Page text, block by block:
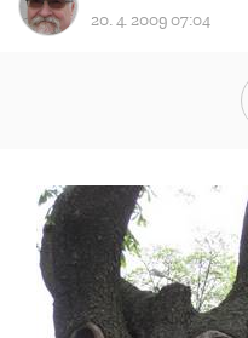
20. 4. 2009 07:04